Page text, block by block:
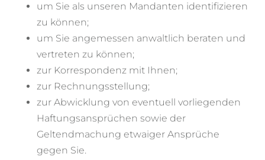
um Sie als unseren Mandanten identifizieren
zu können;
um Sie angemessen anwaltlich beraten und
vertreten zu können;
zur Korrespondenz mit Ihnen;
zur Rechnungsstellung;
zur Abwicklung von eventuell vorliegenden
Haftungsansprüchen sowie der
Geltendmachung etwaiger Ansprüche
gegen Sie.